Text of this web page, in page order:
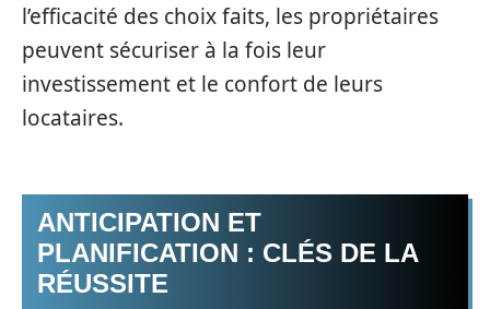
l’efficacité des choix faits, les propriétaires
peuvent sécuriser à la fois leur
investissement et le confort de leurs
locataires.
ANTICIPATION ET
PLANIFICATION : CLÉS DE LA
RÉUSSITE